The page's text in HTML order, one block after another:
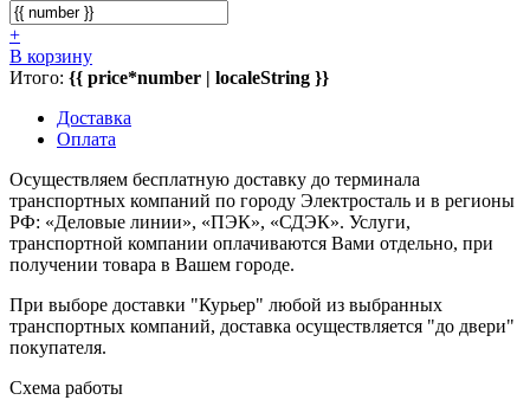
+
В корзину
Итого: {{ price*number | localeString }}
Доставка
Оплата
Осуществляем бесплатную доставку до терминала
транспортных компаний по городу Электросталь и в регионы
РФ: «Деловые линии», «ПЭК», «СДЭК». Услуги,
транспортной компании оплачиваются Вами отдельно, при
получении товара в Вашем городе.
При выборе доставки "Курьер" любой из выбранных
транспортных компаний, доставка осуществляется "до двери"
покупателя.
Схема работы